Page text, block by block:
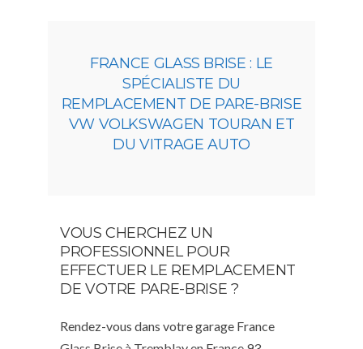
FRANCE GLASS BRISE : LE
SPÉCIALISTE DU
REMPLACEMENT DE PARE-BRISE
VW VOLKSWAGEN TOURAN ET
DU VITRAGE AUTO
VOUS CHERCHEZ UN
PROFESSIONNEL POUR
EFFECTUER LE REMPLACEMENT
DE VOTRE PARE-BRISE ?
Rendez-vous dans votre garage France